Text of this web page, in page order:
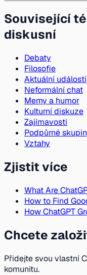
Související
diskusní
Debaty
Filosofie
Aktuální události
Neformální chat
Memy a humor
Kulturní diskuze
Zajímavosti
Podpůrné
Vztahy
Zjistit více
What Are
How to Find
How ChatGPT
Chcete
Přidejte svou vlastní
komunitu.